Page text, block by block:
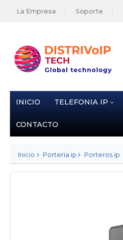
La Empresa Soporte
INICIO TELEFONIA IP
CONTACTO
Inicio Porteria ip Porteros ip